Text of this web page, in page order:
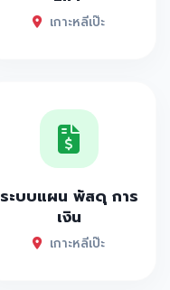
เกาะหลีเป๊ะ
ระบบแผน พัสดุ การ
เงิน
เกาะหลีเป๊ะ